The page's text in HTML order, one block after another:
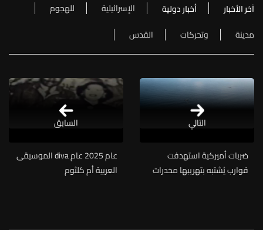
آخر الأخبار أخبار دولية الإسرائيلية
للهجوم
مدينة
وتحركات القدس
التالي
ضربات أميركية استهدفت
قوارب يُشتبه بتهريبها مخدرات
عام 2025 عام diva الموسيقى
العربية أم كلثوم
السابق